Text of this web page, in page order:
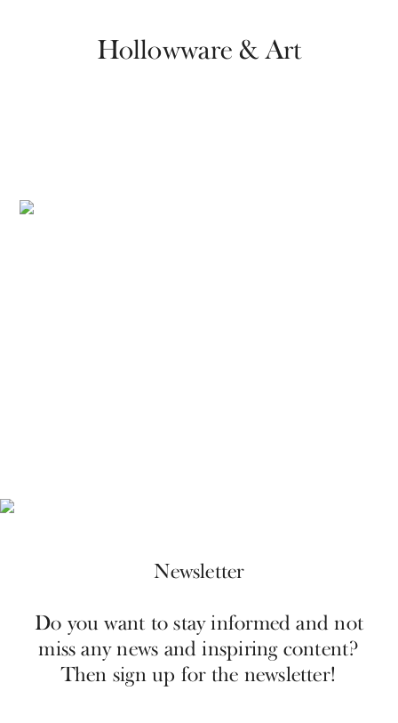
Hollowware & Art
Newsletter
Do you want to stay informed and not
miss any news and inspiring content?
Then sign up for the newsletter!